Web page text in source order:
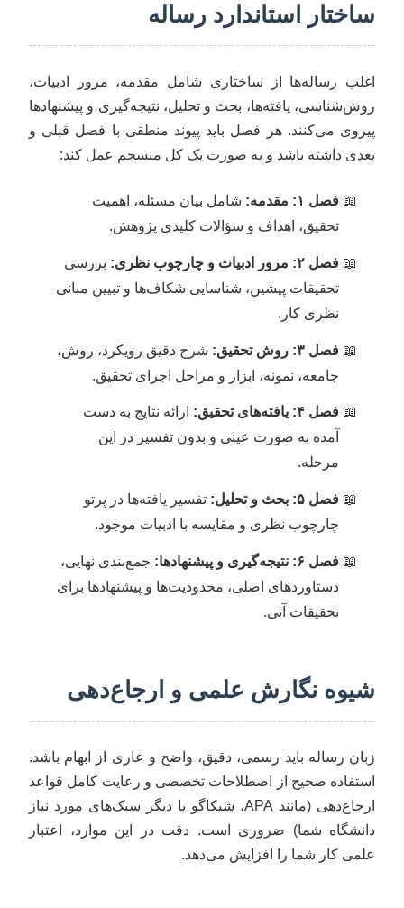
ساختار استاندارد رساله
اغلب رساله‌ها از ساختاری شامل مقدمه، مرور ادبیات،
روش‌شناسی، یافته‌ها، بحث و تحلیل، نتیجه‌گیری و پیشنهادها
پیروی می‌کنند. هر فصل باید پیوند منطقی با فصل قبلی و
بعدی داشته باشد و به صورت یک کل منسجم عمل کند:
فصل ۱: مقدمه:
شامل بیان مسئله، اهمیت
تحقیق، اهداف و سؤالات کلیدی پژوهش.
فصل ۲: مرور ادبیات و چارچوب نظری:
بررسی
تحقیقات پیشین، شناسایی شکاف‌ها و تبیین مبانی
نظری کار.
فصل ۳: روش تحقیق:
شرح دقیق رویکرد، روش،
جامعه، نمونه، ابزار و مراحل اجرای تحقیق.
فصل ۴: یافته‌های تحقیق:
ارائه نتایج به دست
آمده به صورت عینی و بدون تفسیر در این
مرحله.
فصل ۵: بحث و تحلیل:
تفسیر یافته‌ها در پرتو
چارچوب نظری و مقایسه با ادبیات موجود.
فصل ۶: نتیجه‌گیری و پیشنهادها:
جمع‌بندی نهایی،
دستاوردهای اصلی، محدودیت‌ها و پیشنهادها برای
تحقیقات آتی.
شیوه نگارش علمی و ارجاع‌دهی
زبان رساله باید رسمی، دقیق، واضح و عاری از ابهام باشد.
استفاده صحیح از اصطلاحات تخصصی و رعایت کامل قواعد
ارجاع‌دهی (مانند APA، شیکاگو یا دیگر سبک‌های مورد نیاز
دانشگاه شما) ضروری است. دقت در این موارد، اعتبار
علمی کار شما را افزایش می‌دهد.